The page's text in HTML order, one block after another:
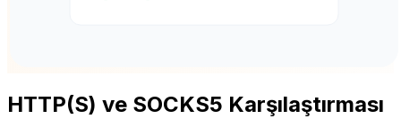
HTTP(S) ve SOCKS5 Karşılaştırması